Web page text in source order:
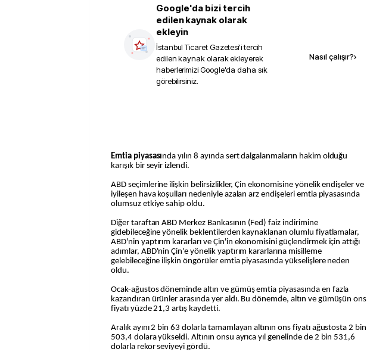
Google'da bizi tercih
edilen kaynak olarak
ekleyin
İstanbul Ticaret Gazetesi'i tercih
edilen kaynak olarak ekleyerek
haberlerimizi Google'da daha sık
görebilirsiniz.
Nasıl çalışır?›
Emtia piyasasında yılın 8 ayında sert dalgalanmaların hakim olduğu
karışık bir seyir izlendi.
ABD seçimlerine ilişkin belirsizlikler, Çin ekonomisine yönelik endişeler ve
iyileşen hava koşulları nedeniyle azalan arz endişeleri emtia piyasasında
olumsuz etkiye sahip oldu.
Diğer taraftan ABD Merkez Bankasının (Fed) faiz indirimine
gidebileceğine yönelik beklentilerden kaynaklanan olumlu fiyatlamalar,
ABD'nin yaptırım kararları ve Çin'in ekonomisini güçlendirmek için attığı
adımlar, ABD'nin Çin'e yönelik yaptırım kararlarına misilleme
gelebileceğine ilişkin öngörüler emtia piyasasında yükselişlere neden
oldu.
Ocak-ağustos döneminde altın ve gümüş emtia piyasasında en fazla
kazandıran ürünler arasında yer aldı. Bu dönemde, altın ve gümüşün ons
fiyatı yüzde 21,3 artış kaydetti.
Aralık ayını 2 bin 63 dolarla tamamlayan altının ons fiyatı ağustosta 2 bin
503,4 dolara yükseldi. Altının onsu ayrıca yıl genelinde de 2 bin 531,6
dolarla rekor seviyeyi gördü.